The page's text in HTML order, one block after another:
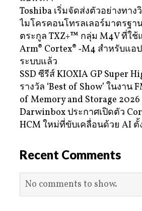
Toshiba เริ่มจัดส่งตัวอย่างทาง
ไมโครคอนโทรลเลอร์มาตรฐา
ตระกูล TXZ+™ กลุ่ม M4V ที่ใ
Arm® Cortex® ‑M4 สำหรับแ
ระบบแล้ว
SSD ซีรีส์ KIOXIA GP Super
รางวัล ‘Best of Show’ ในงาน
of Memory and Storage 2026
Darwinbox ประกาศเปิดตัว
HCM ใหม่ที่ขับเคลื่อนด้วย AI
Recent Comments
No comments to show.